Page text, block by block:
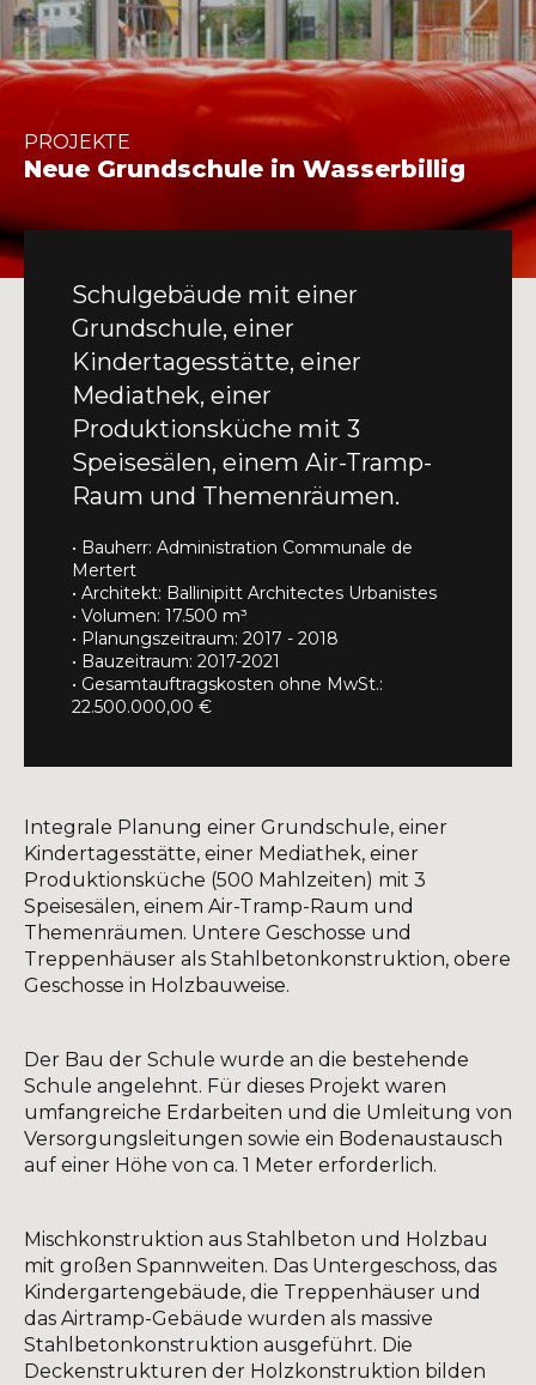
INFO@DAEDALUS.LU +352 26 87 03 55
PROJEKTE
Neue Grundschule in Wasserbillig
Schulgebäude mit einer
Grundschule, einer
Kindertagesstätte, einer
Mediathek, einer
Produktionsküche mit 3
Speisesälen, einem Air-Tramp-
Raum und Themenräumen.
• Bauherr: Administration Communale de
Mertert
• Architekt: Ballinipitt Architectes Urbanistes
• Volumen: 17.500 m³
• Planungszeitraum: 2017 - 2018
• Bauzeitraum: 2017-2021
• Gesamtauftragskosten ohne MwSt.:
22.500.000,00 €
Integrale Planung einer Grundschule, einer
Kindertagesstätte, einer Mediathek, einer
Produktionsküche (500 Mahlzeiten) mit 3
Speisesälen, einem Air-Tramp-Raum und
Themenräumen. Untere Geschosse und
Treppenhäuser als Stahlbetonkonstruktion, obere
Geschosse in Holzbauweise.
Der Bau der Schule wurde an die bestehende
Schule angelehnt. Für dieses Projekt waren
umfangreiche Erdarbeiten und die Umleitung von
Versorgungsleitungen sowie ein Bodenaustausch
auf einer Höhe von ca. 1 Meter erforderlich.
Mischkonstruktion aus Stahlbeton und Holzbau
mit großen Spannweiten. Das Untergeschoss, das
Kindergartengebäude, die Treppenhäuser und
das Airtramp-Gebäude wurden als massive
Stahlbetonkonstruktion ausgeführt. Die
Deckenstrukturen der Holzkonstruktion bilden